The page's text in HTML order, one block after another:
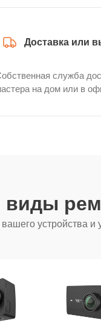
Доставка или
служба
на дом или в
виды
устройства и